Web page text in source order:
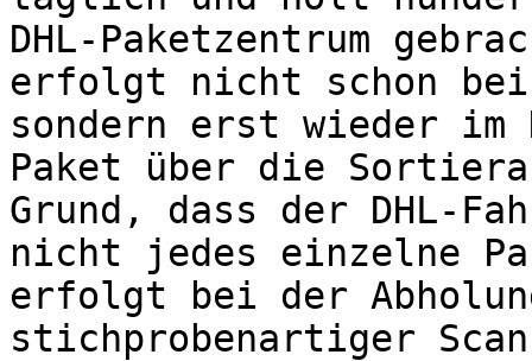
DHL-Paketzentrum
erfolgt nicht schon bei
sondern erst wieder im
Paket über die
Grund, dass der DHL-
nicht jedes einzelne
erfolgt bei der
stichprobenartiger